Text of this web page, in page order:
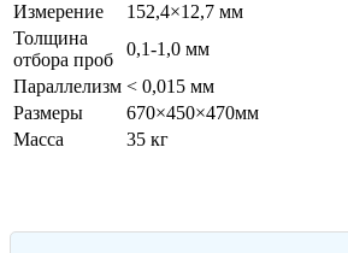
Измерение
152,4×12,7 мм
Толщина
отбора проб
0,1-1,0 мм
Параллелизм < 0,015 мм
Размеры
670×450×470мм
Масса
35 кг